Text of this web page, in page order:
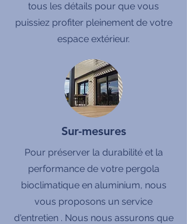
tous les détails pour que vous
puissiez profiter pleinement de votre
espace extérieur.
Sur-mesures
Pour préserver la durabilité et la
performance de votre pergola
bioclimatique en aluminium, nous
vous proposons un service
d'entretien . Nous nous assurons que